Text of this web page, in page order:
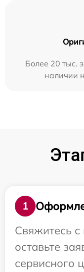
Более 20 тыс.
наличии
1
Свяжитесь
оставьте
сервисного